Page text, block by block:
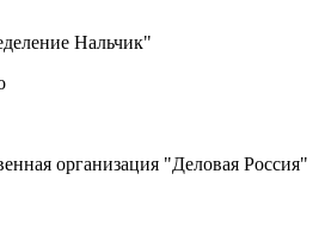
Нальчик"
организация "Деловая Россия"